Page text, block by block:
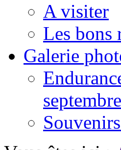
A visiter
Les bons
Galerie